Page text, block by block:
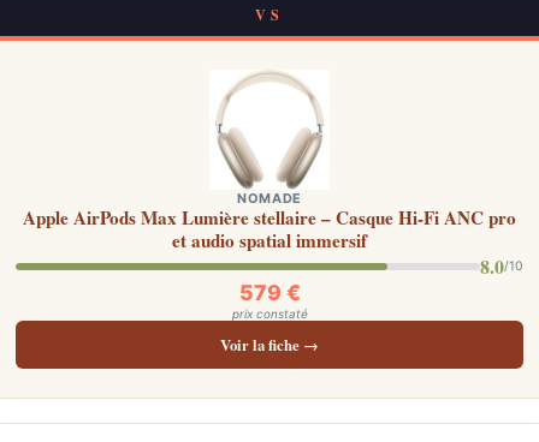
VS
NOMADE
Apple AirPods Max Lumière stellaire – Casque Hi-Fi ANC pro
et audio spatial immersif
8.0/10
579 €
prix constaté
Voir la fiche →